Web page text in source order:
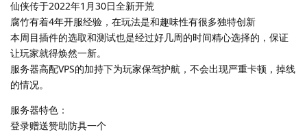
仙侠传于2022年1月30日全新开荒
腐竹有着4年开服经验，在玩法是和趣味性有很多独特创新
本周目插件的选取和测试也是经过好几周的时间精心选择的，保证
让玩家就得焕然一新。
服务器高配VPS的加持下为玩家保驾护航，不会出现严重卡顿，掉线
的情况。
服务器特色：
登录赠送赞助防具一个